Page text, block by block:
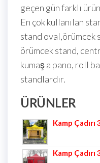
geçen gün farklı
En çok kullanılan
stand oval,örümcek
örümcek stand,
kumaş a pano, roll
standlardır.
ÜRÜNLER
Kamp
Kamp